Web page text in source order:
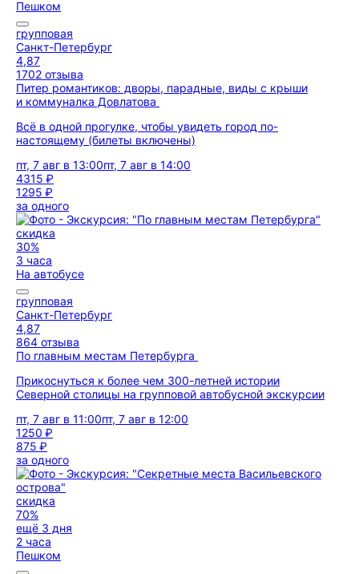
Пешком
групповая
Санкт-Петербург
4,87
1702 отзыва
Питер романтиков: дворы, парадные, виды с крыши
и коммуналка Довлатова
Всё в одной прогулке, чтобы увидеть город по-
настоящему (билеты включены)
пт, 7 авг в 13:00пт, 7 авг в 14:00
4315 ₽
1295 ₽
за одного
скидка
30%
3 часа
На автобусе
групповая
Санкт-Петербург
4,87
864 отзыва
По главным местам Петербурга
Прикоснуться к более чем 300-летней истории
Северной столицы на групповой автобусной экскурсии
пт, 7 авг в 11:00пт, 7 авг в 12:00
1250 ₽
875 ₽
за одного
скидка
70%
ещё 3 дня
2 часа
Пешком